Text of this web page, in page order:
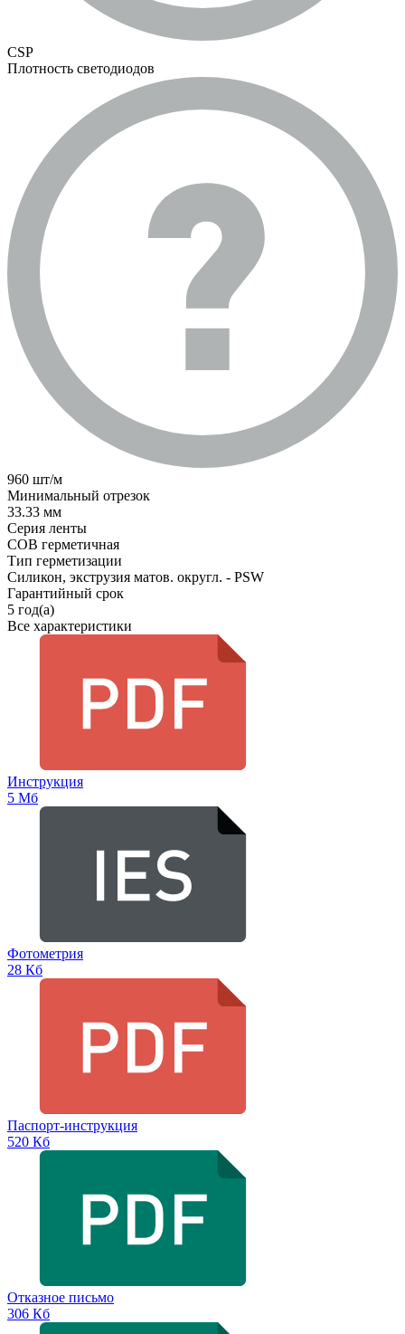
CSP
Плотность светодиодов
960 шт/м
Минимальный отрезок
33.33 мм
Серия ленты
COB герметичная
Тип герметизации
Силикон, экструзия матов. округл. - PSW
Гарантийный срок
5 год(а)
Все характеристики
Инструкция
5 Мб
Фотометрия
28 Кб
Паспорт-инструкция
520 Кб
Отказное письмо
306 Кб